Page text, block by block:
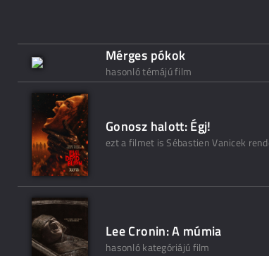
Mérges pókok
hasonló témájú film
Gonosz halott: Égj!
ezt a filmet is Sébastien Vanicek
Lee Cronin: A múmia
hasonló kategóriájú film